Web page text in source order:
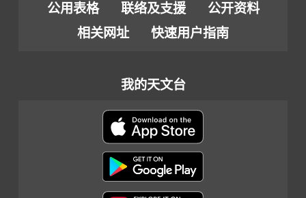
公用表格 联络及支援
公开资料
相关网址
快速用户指南
我的天文台